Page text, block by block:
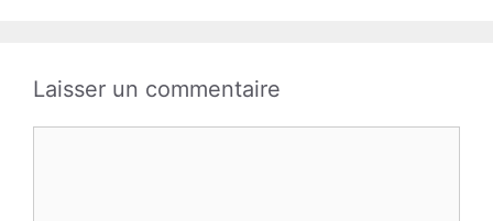
Laisser un commentaire